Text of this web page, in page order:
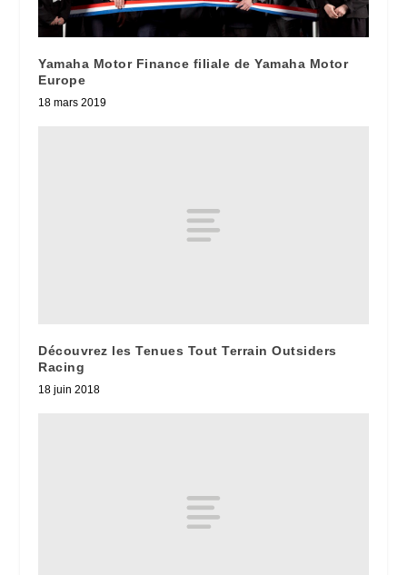
Yamaha Motor Finance filiale de Yamaha Motor
Europe
18 mars 2019
Découvrez les Tenues Tout Terrain Outsiders
Racing
18 juin 2018